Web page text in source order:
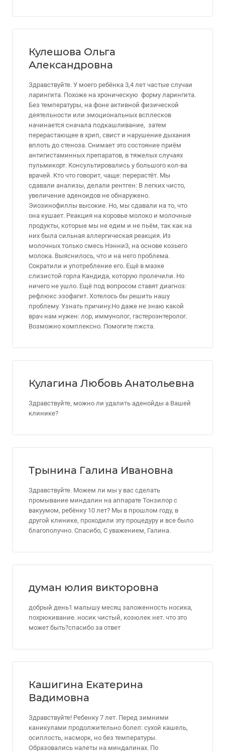
Кулешова Ольга
Александровна
Здравствуйте. У моего ребёнка 3,4 лет частые случаи
ларингита. Похоже на хроническую форму ларингита.
Без температуры, на фоне активной физической
деятельности или эмоциональных всплесков
начинается сначала подкашливание, затем
перерастающее в хрип, свист и нарушение дыхания
вплоть до стеноза. Снимает это состояние приём
антигистаминных препаратов, в тяжелых случаях
пульмикорт. Консультировались у большого кол-ва
врачей. Кто что говорит, чаще: перерастёт. Мы
сдавали анализы, делали рентген: В легких чисто,
увеличение аденоидов не обнаружено.
Эиозинофиллы высокие. Но, мы сдавали на то, что
она кушает. Реакция на коровье молоко и молочные
продукты, которые мы не едим и не пьём, так как на
них была сильная аллергическая реакция. Из
молочных только смесь Нэнни3, на основе козьего
молока. Выяснилось, что и на него проблема.
Сократили и употребление его. Ещё в мазке
слизистой горла Кандида, которую пролечили. Но
ничего не ушло. Ещё под вопросом ставят диагноз:
рефлюкс эзофагит. Хотелось бы решить нашу
проблему. Узнать причину.Но даже не знаю какой
врач нам нужен: лор, иммунолог, гастероэнтеролог.
Возможно комплексно. Помогите пжста.
Кулагина Любовь Анатольевна
Здравствуйте, можно ли удалить аденойды а Вашей
клинике?
Трынина Галина Ивановна
Здравствуйте. Можем ли мы у вас сделать
промывание миндалин на аппарате Тонзилор с
вакуумом, ребёнку 10 лет? Мы в прошлом году, в
другой клинике, проходили эту процедуру и все было
благополучно. Спасибо, С уважением, Галина.
думан юлия викторовна
добрый день1 малышу месяц заложенность носика,
похрюкивание. носик чистый, козюлек нет. что это
может быть?спасибо за ответ
Кашигина Екатерина
Вадимовна
Здравствуйте! Ребенку 7 лет. Перед зимними
каникулами продолжительно болел: сухой кашель,
осиплость, насморк, но без температуры.
Образовались налеты на миндалинах. По